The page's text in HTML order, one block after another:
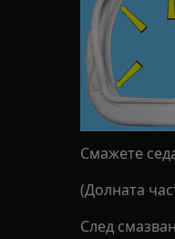
Смажете
(Долната
След